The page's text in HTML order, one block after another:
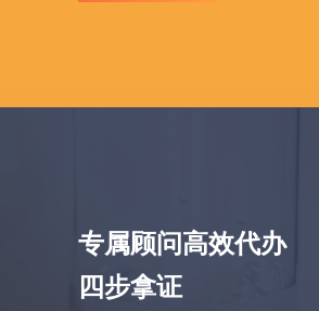
专属顾问高效代办
四步拿证